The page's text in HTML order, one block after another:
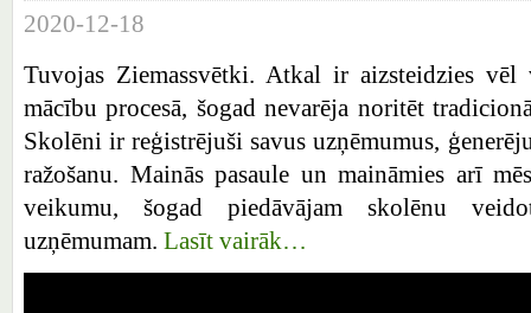
2020-12-18
Tuvojas Ziemassvētki. Atkal ir aizsteidzies vēl
mācību procesā, šogad nevarēja noritēt
Skolēni ir reģistrējuši savus uzņēmumus,
ražošanu. Mainās pasaule un maināmies arī
veikumu, šogad piedāvājam skolēnu
uzņēmumam. Lasīt vairāk…